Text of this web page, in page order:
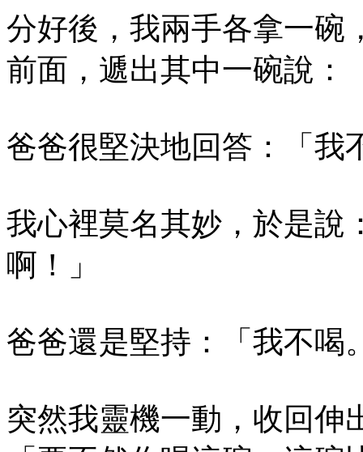
分好後，我兩手各拿一碗
前面，遞出其中一碗說：
爸爸很堅決地回答：「我
我心裡莫名其妙，於是說
啊！」
爸爸還是堅持：「我不喝
突然我靈機一動，收回伸